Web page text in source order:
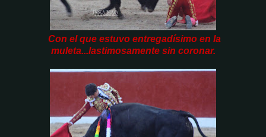
Con el que estuvo entregadísimo en la
muleta...lastimosamente sin coronar.